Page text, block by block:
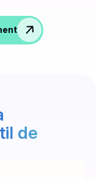
de